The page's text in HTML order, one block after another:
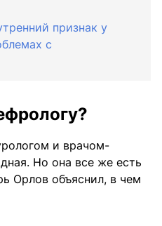
признак у
с
и врачом-
Но она все же есть
Орлов объяснил, в чем